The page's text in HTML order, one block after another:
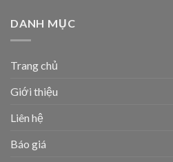
DANH MỤC
Trang chủ
Giới thiệu
Liên hệ
Báo giá